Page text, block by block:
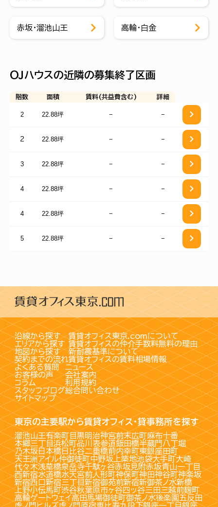
赤坂・溜池山王 高輪・白金
ＯＪハウスの近隣の募集終了区画
階数 面積 賃料(共益費含む) 詳細
2 22.88坪 − −
2 22.88坪 − −
3 22.88坪 − −
4 22.88坪 − −
4 22.88坪 − −
5 22.88坪 − −
沿線から探す
エリアから探す
地図から探す
契約までの流れ
賃貸オフィス東京.comについて
賃貸オフィスの仲介手数料無料の理由
新耐震基準について
賃貸オフィスの賃料相場情報
よくある質問
お客様の声
コラム
スタッフブログ
サイトマップ
ニュース
会社案内
利用規約
総合問い合わせ
東京の主要駅から賃貸オフィス・貸事務所を探す
溜池山王有楽町目黒明治神宮前末広町麻布十番
本郷三丁目浜松町品川 表参道飯田橋半蔵門八丁堀
乃木坂日本橋日比谷二重橋前内幸町東銀座田町
天王洲アイル仲御徒町中野坂上築地池袋大手町大崎
代々木浅草橋泉岳寺千駄ヶ谷赤坂見附赤坂青山一丁目
西新宿水道橋水天宮前人形町神保町神田神谷町神楽坂
新宿西口新宿三丁目新宿御苑前新宿新御茶ノ水新橋
上野小伝馬町渋谷秋葉原市ヶ谷四ッ谷三田三越前麹町
高輪ゲートウェイ高田馬場御徒町御茶ノ水後楽園五反田
虎ノ門ヒルズ虎ノ門原宿恵比寿九段下銀座一丁目銀座